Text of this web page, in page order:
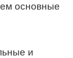
основные
и